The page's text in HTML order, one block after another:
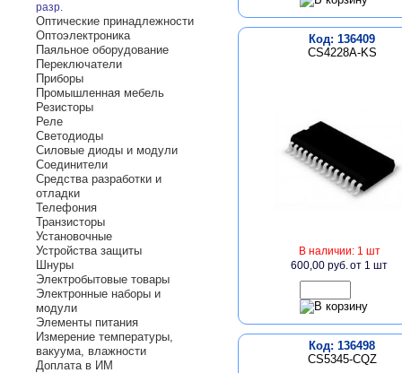
разр.
Оптические принадлежности
Оптоэлектроника
Паяльное оборудование
Переключатели
Приборы
Промышленная мебель
Резисторы
Реле
Светодиоды
Силовые диоды и модули
Соединители
Средства разработки и
отладки
Телефония
Транзисторы
Установочные
Устройства защиты
Шнуры
Электробытовые товары
Электронные наборы и
модули
Элементы питания
Измерение температуры,
вакуума, влажности
Доплата в ИМ
Код: 136409
CS4228A-KS
В наличии: 1 шт
600,00 руб.от 1 шт
Код: 136498
CS5345-CQZ